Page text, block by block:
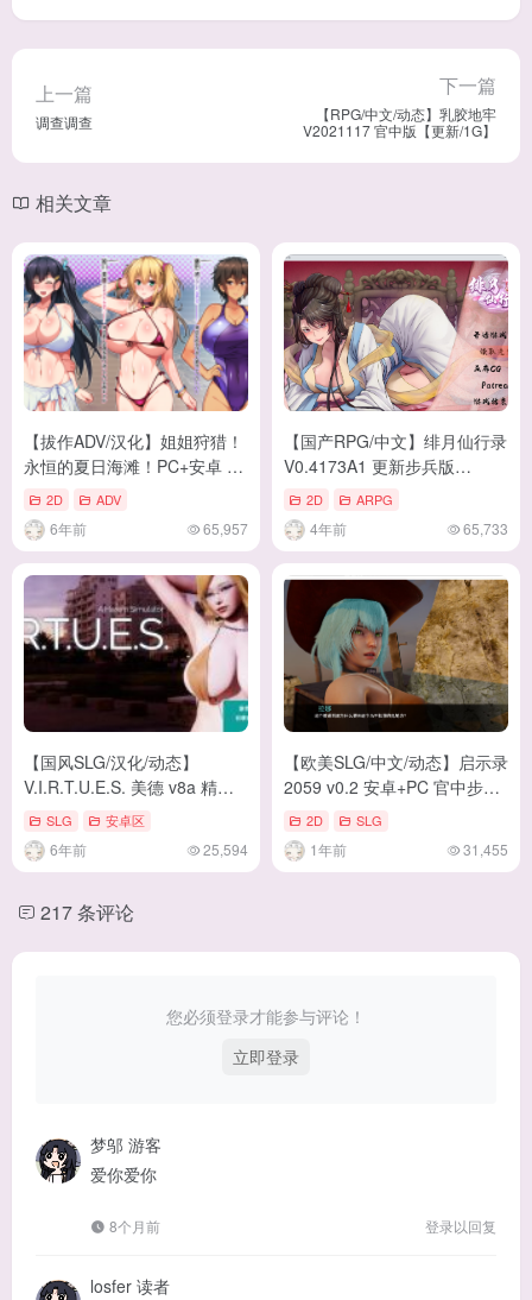
上一篇
调查调查
下一篇
【RPG/中文/动态】乳胶地牢
V2021117 官中版【更新/1G】
相关文章
【拔作ADV/汉化】姐姐狩猎！
永恒的夏日海滩！PC+安卓 汉
化版+CG包【新汉化/500M】
2D ADV
6年前 65,957
【国产RPG/中文】绯月仙行录
V0.4173A1 更新步兵版
【CV/2.6G】
2D ARPG
4年前 65,733
【国风SLG/汉化/动态】
V.I.R.T.U.E.S. 美德 v8a 精翻
汉化版 +赞助代码[PC+安卓]
【更新/4.4G】
SLG 安卓区
6年前 25,594
【欧美SLG/中文/动态】启示录
2059 v0.2 安卓+PC 官中步兵
版【更新/1.5G】
2D SLG
1年前 31,455
217 条评论
您必须登录才能参与评论！
立即登录
梦邬 游客
爱你爱你
8个月前 登录以回复
losfer 读者